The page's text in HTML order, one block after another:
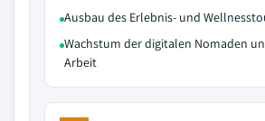
Ausbau des Erlebnis- und
Wachstum der digitalen Nomaden
Arbeit